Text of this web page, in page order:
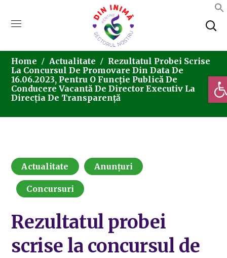
Home Actualitate
Rezultatul Probei Scrise
La Concursul De Promovare Din Data De
16.06.2023, Pentru O Funcție Publică De
Conducere Vacantă De Director Executiv La
Direcția De Transparență
Actualitate Anunțuri
Concursuri
Rezultatul probei
scrise la concursul de